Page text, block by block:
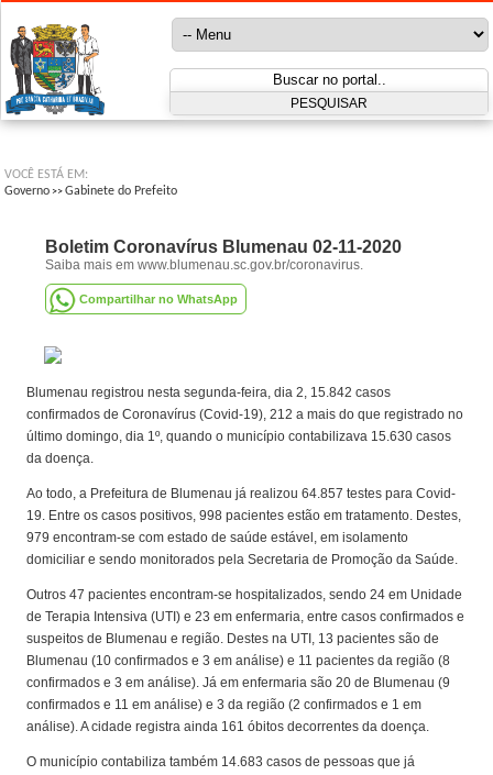
VOCÊ ESTÁ EM:
Governo >>Gabinete do Prefeito
Boletim Coronavírus Blumenau 02-11-2020
Saiba mais em www.blumenau.sc.gov.br/coronavirus.
Compartilhar no WhatsApp
Blumenau registrou nesta segunda-feira, dia 2, 15.842 casos
confirmados de Coronavírus (Covid-19), 212 a mais do que registrado no
último domingo, dia 1º, quando o município contabilizava 15.630 casos
da doença.
Ao todo, a Prefeitura de Blumenau já realizou 64.857 testes para Covid-
19. Entre os casos positivos, 998 pacientes estão em tratamento. Destes,
979 encontram-se com estado de saúde estável, em isolamento
domiciliar e sendo monitorados pela Secretaria de Promoção da Saúde.
Outros 47 pacientes encontram-se hospitalizados, sendo 24 em Unidade
de Terapia Intensiva (UTI) e 23 em enfermaria, entre casos confirmados e
suspeitos de Blumenau e região. Destes na UTI, 13 pacientes são de
Blumenau (10 confirmados e 3 em análise) e 11 pacientes da região (8
confirmados e 3 em análise). Já em enfermaria são 20 de Blumenau (9
confirmados e 11 em análise) e 3 da região (2 confirmados e 1 em
análise). A cidade registra ainda 161 óbitos decorrentes da doença.
O município contabiliza também 14.683 casos de pessoas que já